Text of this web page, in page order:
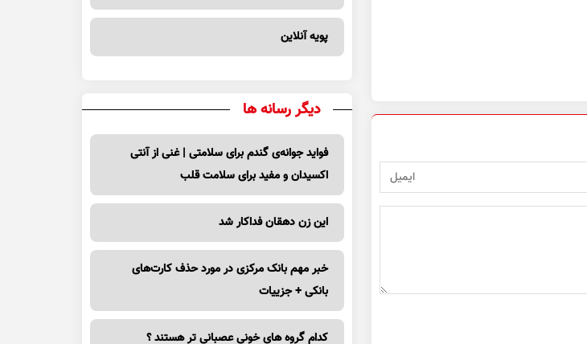
پویه آنلاین
دیگر رسانه ها
فواید جوانه‌ی گندم برای سلامتی | غنی از آنتی
اکسیدان و مفید برای سلامت قلب
این زن دهقان فداکار شد
خبر مهم بانک مرکزی در مورد حذف کارت‌های
بانکی + جزییات
کدام گروه های خونی عصبانی تر هستند ؟